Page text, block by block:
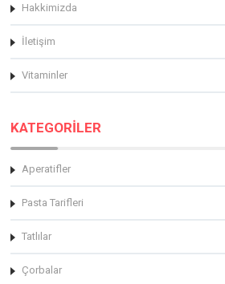
Hakkimizda
İletişim
Vitaminler
KATEGORİLER
Aperatifler
Pasta Tarifleri
Tatlılar
Çorbalar